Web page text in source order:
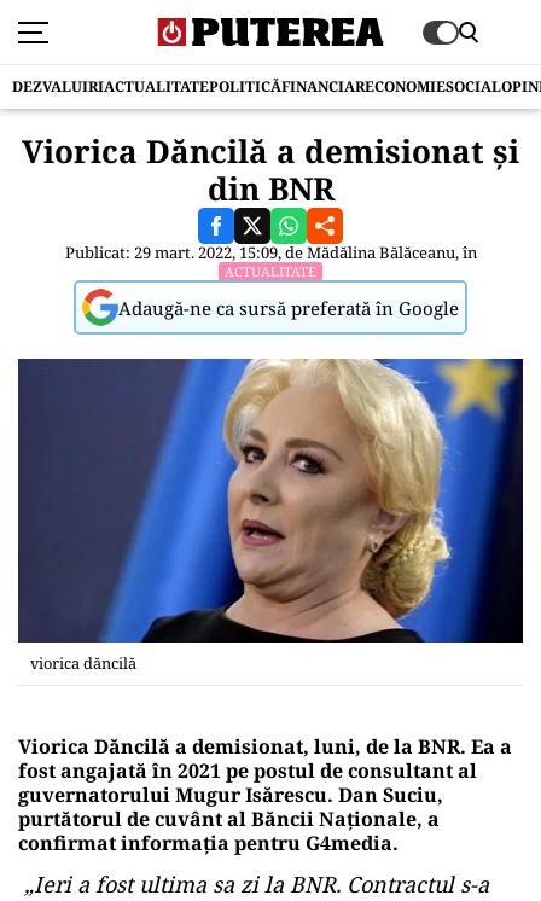
DEZVALUIRIACTUALITATEPOLITICĂFINANCIARECONOMIESOCIAL
Viorica Dăncilă a demisionat și
din BNR
Publicat: 29 mart. 2022, 15:09, deMădălina Bălăceanu, în
ACTUALITATE
Adaugă-ne ca sursă preferată în Google
viorica dăncilă
Viorica Dăncilă a demisionat, luni, de la BNR. Ea a
fost angajată în 2021 pe postul de consultant al
guvernatorului Mugur Isărescu. Dan Suciu,
purtătorul de cuvânt al Băncii Naționale, a
confirmat informația pentru G4media.
„Ieri a fost ultima sa zi la BNR. Contractul s-a